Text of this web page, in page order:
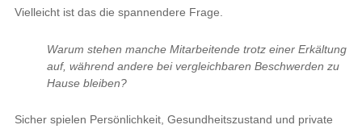
Vielleicht ist das die spannendere Frage.
Warum stehen manche Mitarbeitende trotz einer Erkältung
auf, während andere bei vergleichbaren Beschwerden zu
Hause bleiben?
Sicher spielen Persönlichkeit, Gesundheitszustand und private